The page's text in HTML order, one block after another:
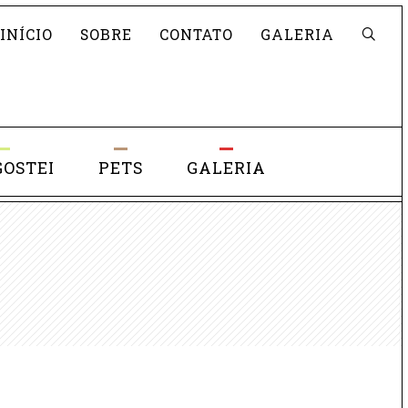
Pesquisar
INÍCIO
SOBRE CONTATO GALERIA
PETS GALERIA